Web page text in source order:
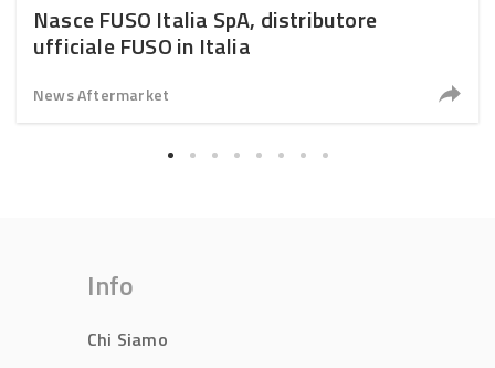
Nasce FUSO Italia SpA, distributore
ufficiale FUSO in Italia
News Aftermarket
Info
Chi Siamo